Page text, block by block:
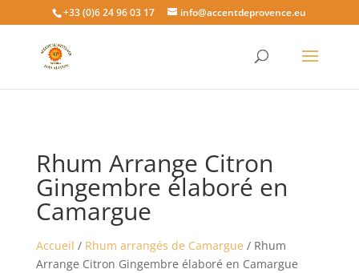
+33 (0)6 24 96 03 17 info@accentdeprovence.eu
Rhum Arrange Citron
Gingembre élaboré en
Camargue
Accueil / Rhum arrangés de Camargue / Rhum
Arrange Citron Gingembre élaboré en Camargue